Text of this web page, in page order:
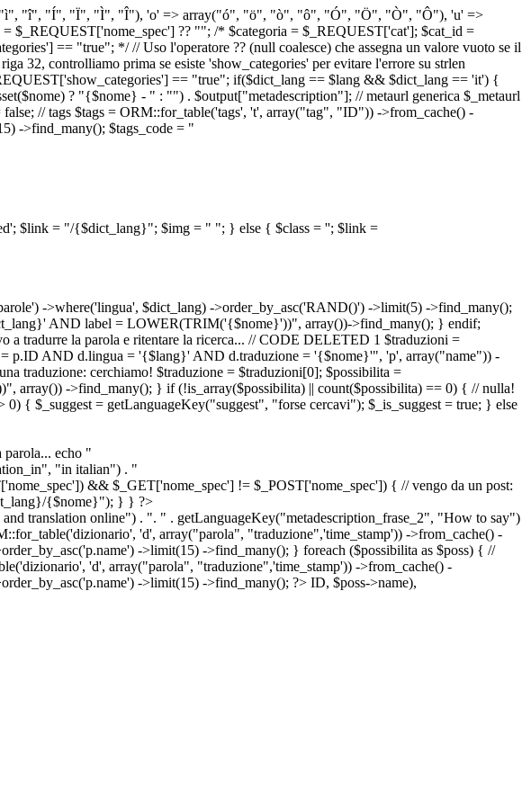
"î", "Í", "Ï", "Ì", "Î"), 'o' => array("ó", "ö", "ò", "ô", "Ó", "Ö", "Ò", "Ô"), 'u' =>
= $_REQUEST['nome_spec'] ?? ""; /* $categoria = $_REQUEST['cat']; $cat_id =
== "true"; */ // Uso l'operatore ?? (null coalesce) che assegna un valore vuoto se il
32, controlliamo prima se esiste 'show_categories' per evitare l'errore su strlen
== "true"; if($dict_lang == $lang && $dict_lang == 'it') {
? "{$nome} - " : "") . $output["metadescription"]; // metaurl generica $_metaurl
// tags $tags = ORM::for_table('tags', 't', array("tag", "ID")) ->from_cache() -
->find_many(); $tags_code = "
$link = "/{$dict_lang}"; $img = " "; } else { $class = ''; $link =
->where('lingua', $dict_lang) ->order_by_asc('RAND()') ->limit(5) ->find_many();
AND label = LOWER(TRIM('{$nome}'))", array())->find_many(); } endif;
tradurre la parola e ritentare la ricerca... // CODE DELETED 1 $traduzioni =
p.ID AND d.lingua = '{$lang}' AND d.traduzione = '{$nome}'", 'p', array("name")) -
traduzione: cerchiamo! $traduzione = $traduzioni[0]; $possibilita =
->find_many(); } if (!is_array($possibilita) || count($possibilita) == 0) { // nulla!
{ $_suggest = getLanguageKey("suggest", "forse cercavi"); $_is_suggest = true; } else
echo "
"in italian") . "
&& $_GET['nome_spec'] != $_POST['nome_spec']) { // vengo da un post:
{$nome}"); } } ?>
translation online") . ". " . getLanguageKey("metadescription_frase_2", "How to say")
'd', array("parola", "traduzione",'time_stamp')) ->from_cache() -
->limit(15) ->find_many(); } foreach ($possibilita as $poss) { //
'd', array("parola", "traduzione",'time_stamp')) ->from_cache() -
->limit(15) ->find_many(); ?> ID, $poss->name),